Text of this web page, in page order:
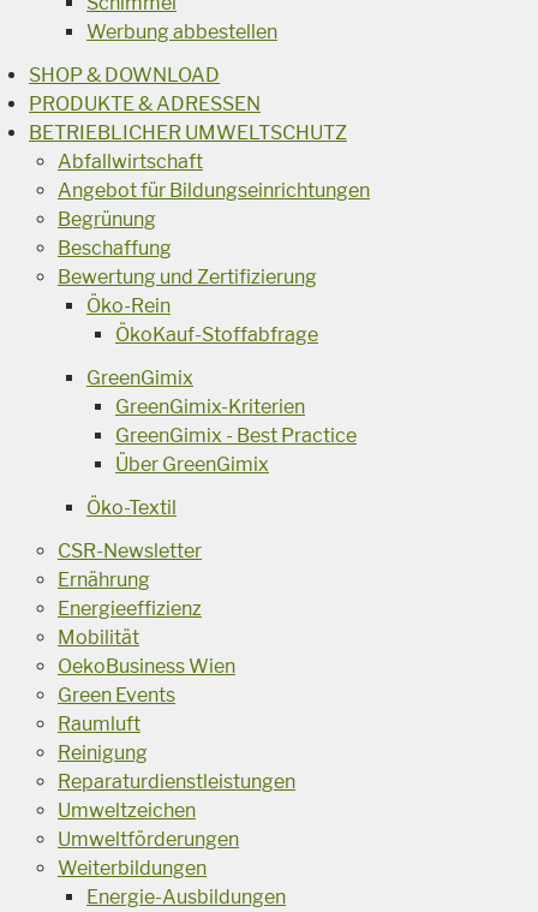
Werbung abbestellen
SHOP & DOWNLOAD
PRODUKTE & ADRESSEN
BETRIEBLICHER UMWELTSCHUTZ
Abfallwirtschaft
Angebot für Bildungseinrichtungen
Begrünung
Beschaffung
Bewertung und Zertifizierung
Öko-Rein
ÖkoKauf-Stoffabfrage
GreenGimix
GreenGimix-Kriterien
GreenGimix - Best Practice
Über GreenGimix
Öko-Textil
CSR-Newsletter
Ernährung
Energieeffizienz
Mobilität
OekoBusiness Wien
Green Events
Raumluft
Reinigung
Reparaturdienstleistungen
Umweltzeichen
Umweltförderungen
Weiterbildungen
Energie-Ausbildungen